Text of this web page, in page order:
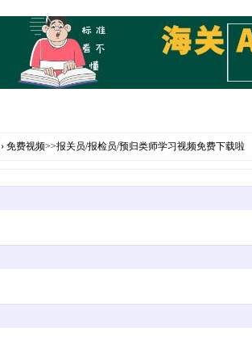
免费视频>>报关员/报检员/预归类师学习视频免费下载啦